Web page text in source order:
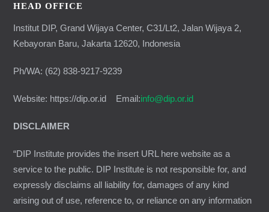
HEAD OFFICE
Institut DIP, Grand Wijaya Center, C31/Lt2, Jalan Wijaya 2,
Kebayoran Baru, Jakarta 12620, Indonesia
Ph/WA: (62) 838-9217-9239
Website: https://dip.or.id Email:info@dip.or.id
DISCLAIMER
“DIP Institute provides the insert URL here website as a
service to the public. DIP Institute is not responsible for, and
expressly disclaims all liability for, damages of any kind
arising out of use, reference to, or reliance on any information